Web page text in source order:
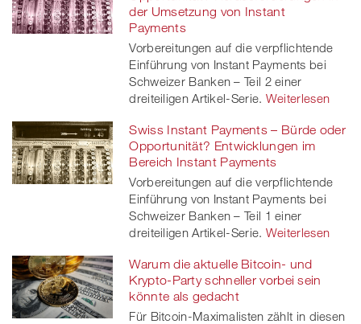
der Umsetzung von Instant
Payments
Vorbereitungen auf die verpflichtende
Einführung von Instant Payments bei
Schweizer Banken – Teil 2 einer
dreiteiligen Artikel-Serie. Weiterlesen
Swiss Instant Payments – Bürde oder
Opportunität? Entwicklungen im
Bereich Instant Payments
Vorbereitungen auf die verpflichtende
Einführung von Instant Payments bei
Schweizer Banken – Teil 1 einer
dreiteiligen Artikel-Serie. Weiterlesen
Warum die aktuelle Bitcoin- und
Krypto-Party schneller vorbei sein
könnte als gedacht
Für Bitcoin-Maximalisten zählt in diesen